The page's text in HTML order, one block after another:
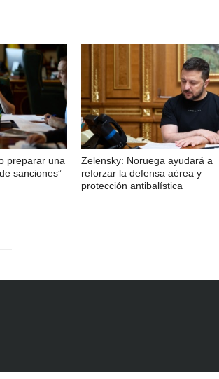
preparar una
sanciones”
Zelensky: Noruega ayudará a
reforzar la defensa aérea y
protección antibalística